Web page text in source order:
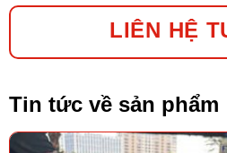
LIÊN HỆ
Tin tức về sản phẩm